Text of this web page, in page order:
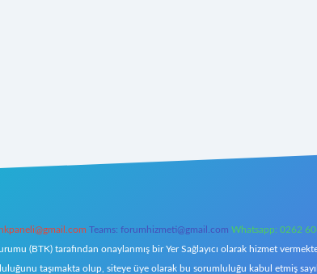
Teams: forumhizmeti@gmail.com Whatsapp: 0262
(BTK) tarafından onaylanmış bir Yer Sağlayıcı olarak hizmet
taşımakta olup, siteye üye olarak bu sorumluluğu kabul etmiş